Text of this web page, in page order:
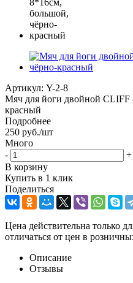
Артикул: Y-2-8
Мяч для йоги двойной
красный
Подробнее
250 руб./шт
Много
-
+
В корзину
Купить в 1 клик
Поделиться
Цена действительна только
отличаться от цен в
Описание
Отзывы